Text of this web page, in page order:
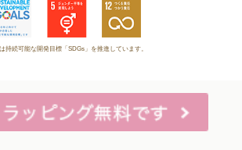
持続可能な開発目標「SDGs」を推進しています。